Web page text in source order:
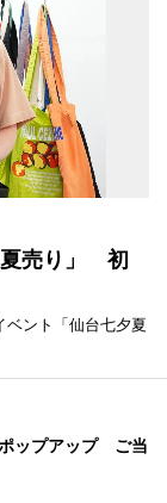
夏売り」 初
ベント「仙台七夕夏
ップアップ ご当